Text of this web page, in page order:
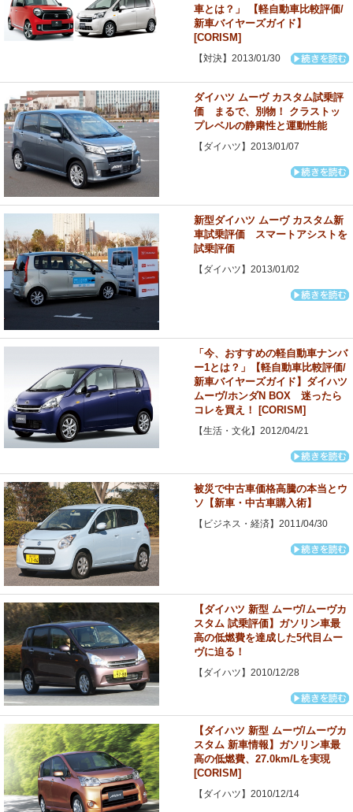
車とは？」 【軽自動車比較評価/
新車バイヤーズガイド】
[CORISM]
【対決】2013/01/30
ダイハツ ムーヴ カスタム試乗評
価 まるで、別物！ クラストッ
プレベルの静粛性と運動性能
【ダイハツ】2013/01/07
新型ダイハツ ムーヴ カスタム新
車試乗評価 スマートアシストを
試乗評価
【ダイハツ】2013/01/02
「今、おすすめの軽自動車ナンバ
ー1とは？」【軽自動車比較評価/
新車バイヤーズガイド】ダイハツ
ムーヴ/ホンダN BOX 迷ったら
コレを買え！ [CORISM]
【生活・文化】2012/04/21
被災で中古車価格高騰の本当とウ
ソ【新車・中古車購入術】
【ビジネス・経済】2011/04/30
【ダイハツ 新型 ムーヴ/ムーヴカ
スタム 試乗評価】ガソリン車最
高の低燃費を達成した5代目ムー
ヴに迫る！
【ダイハツ】2010/12/28
【ダイハツ 新型 ムーヴ/ムーヴカ
スタム 新車情報】ガソリン車最
高の低燃費、27.0km/Lを実現
[CORISM]
【ダイハツ】2010/12/14